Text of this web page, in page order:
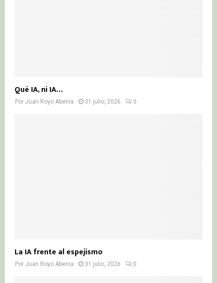
Qué IA, ni IA…
Por Juan Royo Abenia 31 julio, 2026 0
La IA frente al espejismo
Por Juan Royo Abenia 31 julio, 2026 0